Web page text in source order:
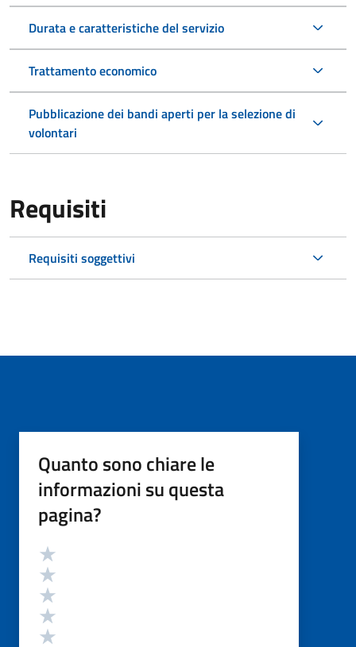
Durata e caratteristiche del servizio
Trattamento economico
Pubblicazione dei bandi aperti per la selezione di
volontari
Requisiti
Requisiti soggettivi
Quanto sono chiare le
informazioni su questa
pagina?
Valutazione